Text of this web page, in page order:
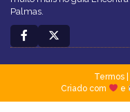
Palmas.
Termos|
Criado com
e